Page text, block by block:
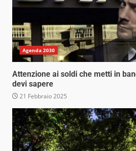
Agenda 2030
Attenzione ai soldi che metti in
devi sapere
21 Febbraio 2025